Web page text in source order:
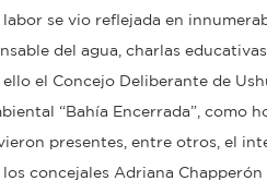
se vio reflejada en
del agua, charlas
el Concejo Deliberante de
“Bahía Encerrada”, como
presentes, entre otros, el
los concejales Adriana